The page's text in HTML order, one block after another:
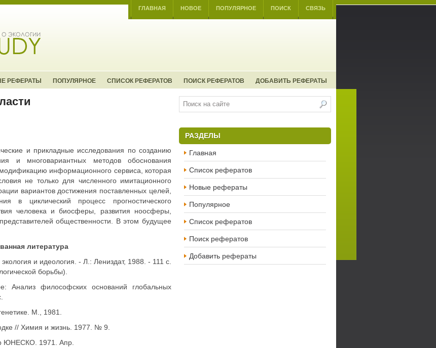
ГЛАВНАЯ НОВОЕ ПОПУЛЯРНОЕ ПОИСК СВЯЗЬ
РЕФЕРАТЫ ПОПУЛЯРНОЕ СПИСОК РЕФЕРАТОВ ПОИСК РЕФЕРАТОВ ДОБАВИТЬ РЕФЕРАТЫ
и прикладные исследования по созданию
и многовариантных методов обоснования
информационного сервиса, которая
не только для численного имитационного
вариантов достижения поставленных целей,
в циклический процесс прогностического
человека и биосферы, развития ноосферы,
общественности. В этом будущее
литература
и идеология. - Л.: Лениздат, 1988. - 111 с.
борьбы).
Анализ философских оснований глобальных
М., 1981.
// Химия и жизнь. 1977. № 9.
ЮНЕСКО. 1971. Апр.
РАЗДЕЛЫ
Главная
Список рефератов
Новые рефераты
Популярное
Список рефератов
Поиск рефератов
Добавить рефераты